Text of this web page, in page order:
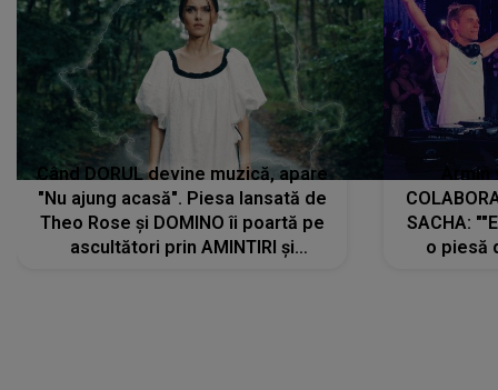
Când DORUL devine muzică, apare
"Nu ajung acasă". Piesa lansată de
Theo Rose și DOMINO îi poartă pe
ascultători prin AMINTIRI și
SACHA:
o piesă